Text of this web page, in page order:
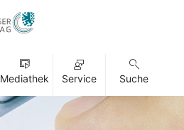
Mediathek Service Suche